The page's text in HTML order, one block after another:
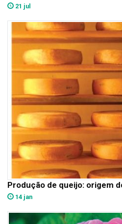
21 jul
Produção de queijo: origem
14 jan